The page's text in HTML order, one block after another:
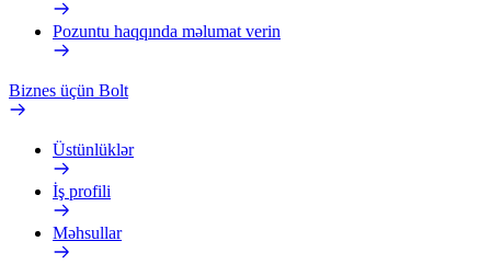
Pozuntu haqqında məlumat verin
Biznes üçün Bolt
Üstünlüklər
İş profili
Məhsullar